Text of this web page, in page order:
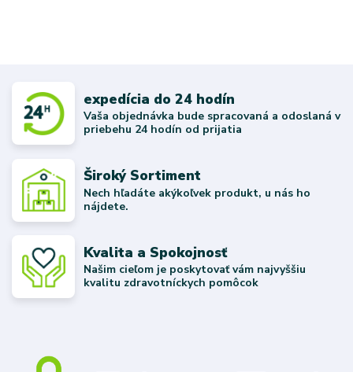
expedícia do 24 hodín
Vaša objednávka bude spracovaná a odoslaná v
priebehu 24 hodín od prijatia
Široký Sortiment
Nech hľadáte akýkoľvek produkt, u nás ho
nájdete.
Kvalita a Spokojnosť
Našim cieľom je poskytovať vám najvyššiu
kvalitu zdravotníckych pomôcok